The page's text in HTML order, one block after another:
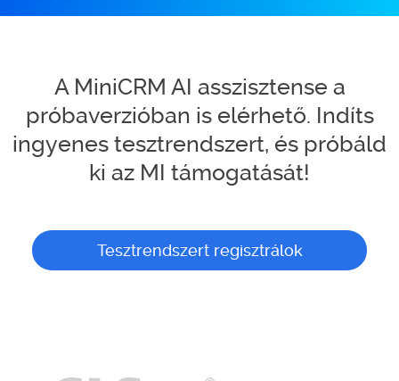
A MiniCRM AI asszisztense a
próbaverzióban is elérhető. Indíts
ingyenes tesztrendszert, és próbáld
ki az MI támogatását!
Tesztrendszert regisztrálok